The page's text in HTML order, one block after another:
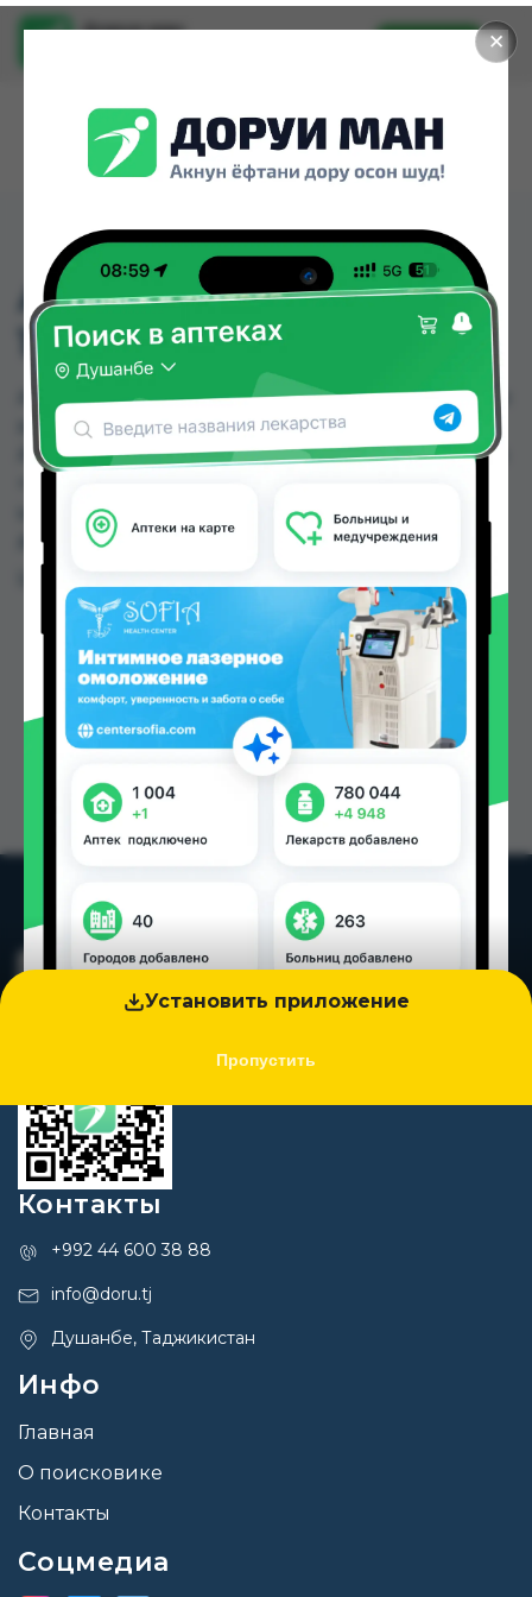
✕
Установить приложение
Пропустить
Доруи ман
Установить
АЛМАГЕЛЬ НЕО СУСП.
170МЛ
АЛМАГЕЛЬ НЕО СУСП. 170МЛ можно купить или
заказать в аптеках, Саховати Истаравшан,
Абубакри Карим, АЗИЗ ВАКО , Алишер-К, Аптека
цене от 38.00 TJS до 65.60 TJS в Душанбе и
других городах Таджикистана
Контакты
+992 44 600 38 88
info@doru.tj
Душанбе, Таджикистан
Инфо
Главная
О поисковике
Контакты
Соцмедиа